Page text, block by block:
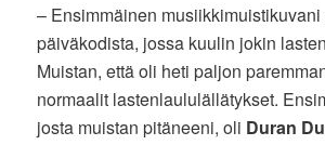
– Ensimmäinen
päiväkodista, jossa kuulin jokin
Muistan, että oli heti paljon
normaalit lastenlaululällätykset.
josta muistan pitäneeni, oli Duran